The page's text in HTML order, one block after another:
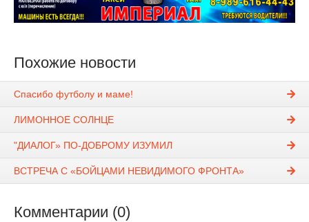
Похожие новости
Спасибо футболу и маме!
ЛИМОННОЕ СОЛНЦЕ
"ДИАЛОГ» ПО-ДОБРОМУ ИЗУМИЛ
ВСТРЕЧА С «БОЙЦАМИ НЕВИДИМОГО ФРОНТА»
Комментарии (0)